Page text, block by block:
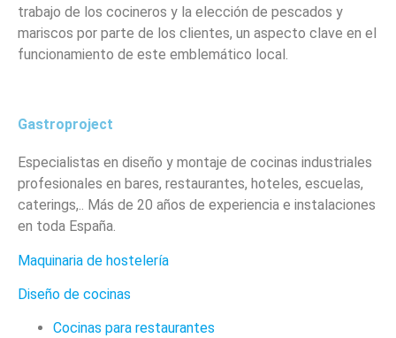
trabajo de los cocineros y la elección de pescados y
mariscos por parte de los clientes, un aspecto clave en el
funcionamiento de este emblemático local.
Gastroproject
Especialistas en diseño y montaje de cocinas industriales
profesionales en bares, restaurantes, hoteles, escuelas,
caterings,.. Más de 20 años de experiencia e instalaciones
en toda España.
Maquinaria de hostelería
Diseño de cocinas
Cocinas para restaurantes